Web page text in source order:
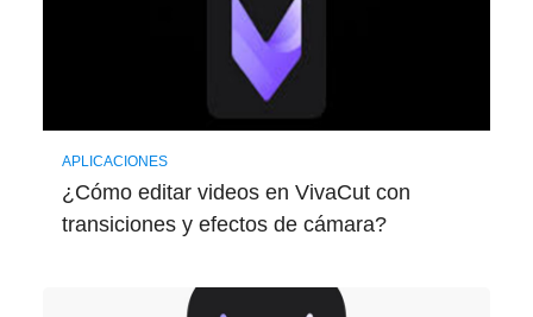
APLICACIONES
¿Cómo editar videos en VivaCut con
transiciones y efectos de cámara?